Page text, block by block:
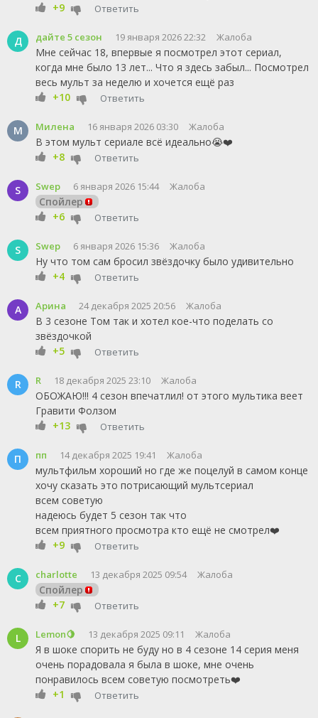
+9
Ответить
Д дайте 5 сезон 19 января 2026 22:32 Жалоба
Мне сейчас 18, впервые я посмотрел этот сериал,
когда мне было 13 лет... Что я здесь забыл... Посмотрел
весь мульт за неделю и хочется ещё раз
+10
Ответить
М Милена 16 января 2026 03:30 Жалоба
В этом мульт сериале всё идеально😭❤️
+8
Ответить
S Swep 6 января 2026 15:44 Жалоба
Спойлер
+6
Ответить
S Swep 6 января 2026 15:36 Жалоба
Ну что том сам бросил звёздочку было удивительно
+4
Ответить
А Арина 24 декабря 2025 20:56 Жалоба
В 3 сезоне Том так и хотел кое-что поделать со
звёздочкой
+5
Ответить
R R 18 декабря 2025 23:10 Жалоба
ОБОЖАЮ!!! 4 сезон впечатлил! от этого мультика веет
Гравити Фолзом
+13
Ответить
П пп 14 декабря 2025 19:41 Жалоба
мультфильм хороший но где же поцелуй в самом конце
хочу сказать это потрисающий мультсериал
всем советую
надеюсь будет 5 сезон так что
всем приятного просмотра кто ещё не смотрел❤️
+9
Ответить
C charlotte 13 декабря 2025 09:54 Жалоба
Спойлер
+7
Ответить
L Lemon🍋 13 декабря 2025 09:11 Жалоба
Я в шоке спорить не буду но в 4 сезоне 14 серия меня
очень порадовала я была в шоке, мне очень
понравилось всем советую посмотреть❤️
+1
Ответить